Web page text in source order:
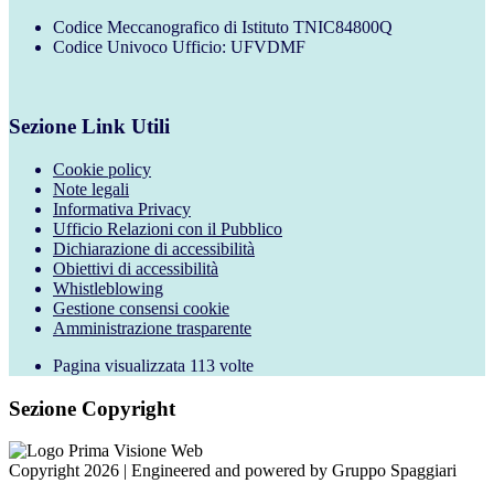
Codice Meccanografico di Istituto TNIC84800Q
Codice Univoco Ufficio: UFVDMF
Sezione Link Utili
Cookie policy
Note legali
Informativa Privacy
Ufficio Relazioni con il Pubblico
Dichiarazione di accessibilità
Obiettivi di accessibilità
Whistleblowing
Gestione consensi cookie
Amministrazione trasparente
Pagina visualizzata 113 volte
Sezione Copyright
Copyright 2026 | Engineered and powered by Gruppo Spaggiari